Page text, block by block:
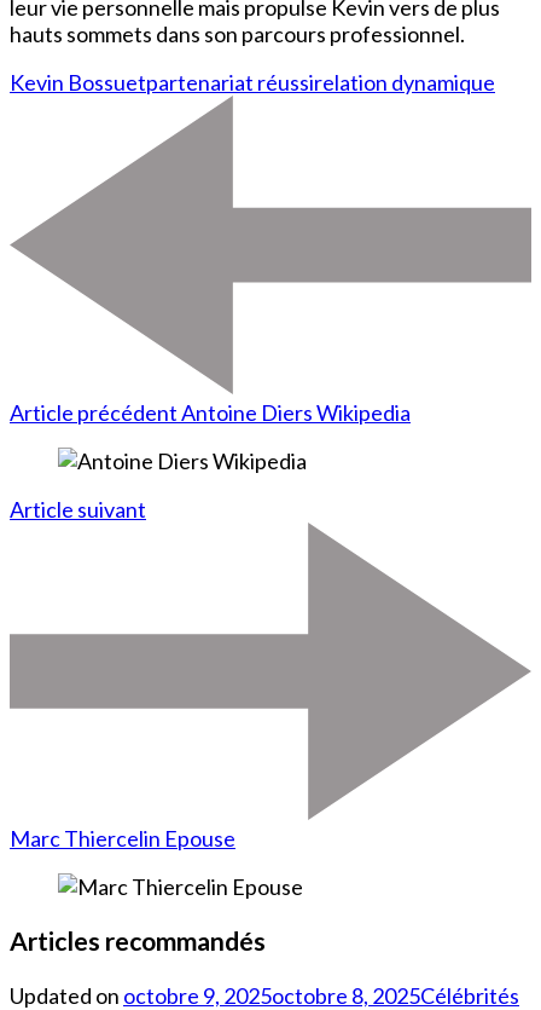
leur vie personnelle mais propulse Kevin vers de plus
hauts sommets dans son parcours professionnel.
Kevin Bossuetpartenariat réussirelation dynamique
Article précédentAntoine Diers Wikipedia
Article suivant
Marc Thiercelin Epouse
Articles recommandés
Updated on octobre 9, 2025octobre 8, 2025Célébrités